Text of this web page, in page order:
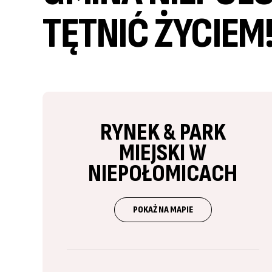
TĘTNIĆ
RYNEK & PARK
MIEJSKI W
NIEPOŁOMICACH
POKAŻ NA MAPIE